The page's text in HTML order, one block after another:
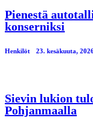
Pienestä
konserniksi
Henkilöt 23. kesäkuuta,
Sievin lukion
Pohjanmaalla